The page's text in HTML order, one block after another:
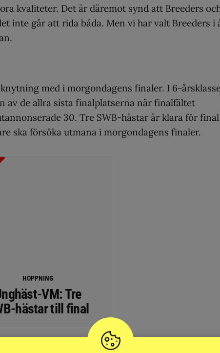
kvaliteter. Det är däremot synd att Breeders
inte går att rida båda. Men vi har valt Breeders i
med i morgondagens finaler. I 6-
av de allra sista finalplatserna när finalfältet
30. Tre SWB-hästar är klara för final
ska försöka utmana i morgondagens finaler.
HOPPNING
VM: Tre
hästar till final